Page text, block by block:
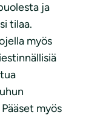
ja
tilaa.
myös
myös